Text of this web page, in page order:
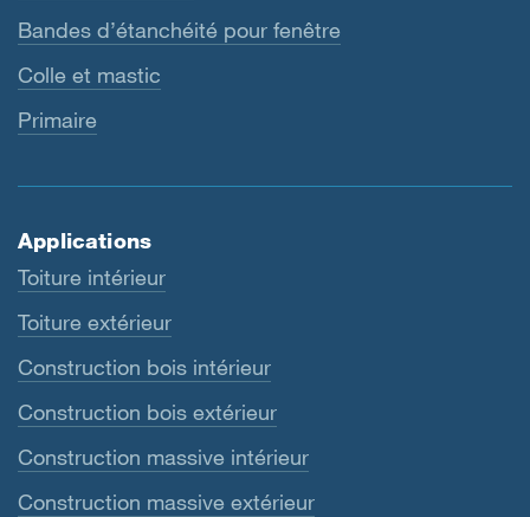
Bandes d’étanchéité pour fenêtre
Colle et mastic
Primaire
Applications
Toiture intérieur
Toiture extérieur
Construction bois intérieur
Construction bois extérieur
Construction massive intérieur
Construction massive extérieur